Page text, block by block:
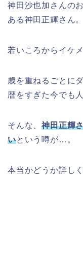
神田沙也加さんの
ある神田正輝さん。
若いころからイケ
歳を重ねるごとに
暦をすぎた今でも
そんな、神田正輝
いという噂が…。
本当かどうか詳し